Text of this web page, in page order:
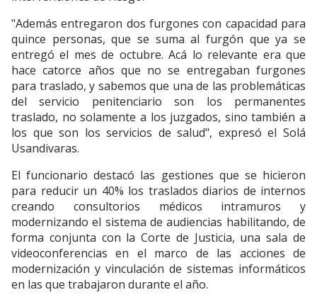
"Además entregaron dos furgones con capacidad para
quince personas, que se suma al furgón que ya se
entregó el mes de octubre. Acá lo relevante era que
hace catorce años que no se entregaban furgones
para traslado, y sabemos que una de las problemáticas
del servicio penitenciario son los permanentes
traslado, no solamente a los juzgados, sino también a
los que son los servicios de salud", expresó el Solá
Usandivaras.
El funcionario destacó las gestiones que se hicieron
para reducir un 40% los traslados diarios de internos
creando consultorios médicos intramuros y
modernizando el sistema de audiencias habilitando, de
forma conjunta con la Corte de Justicia, una sala de
videoconferencias en el marco de las acciones de
modernización y vinculación de sistemas informáticos
en las que trabajaron durante el año.